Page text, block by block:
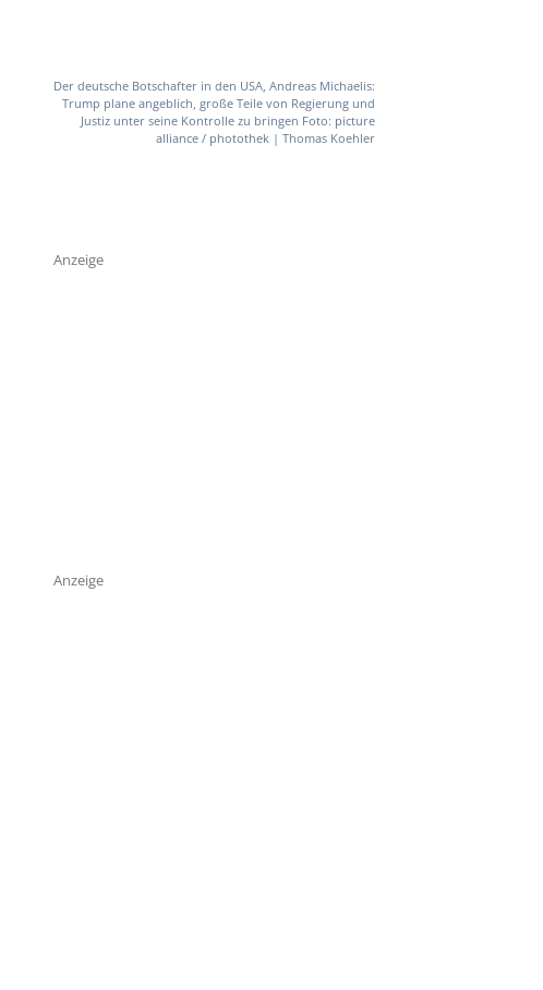
Der deutsche Botschafter in den USA, Andreas Michaelis:
Trump plane angeblich, große Teile von Regierung und
Justiz unter seine Kontrolle zu bringen Foto: picture
alliance / photothek | Thomas Koehler
Anzeige
Anzeige